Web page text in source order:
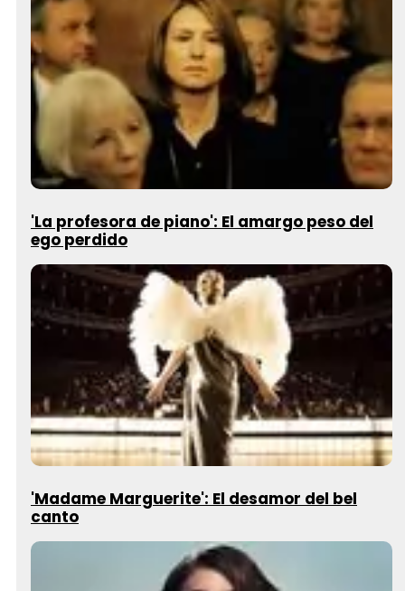
'La profesora de piano': El amargo peso del
ego perdido
'Madame Marguerite': El desamor del bel
canto